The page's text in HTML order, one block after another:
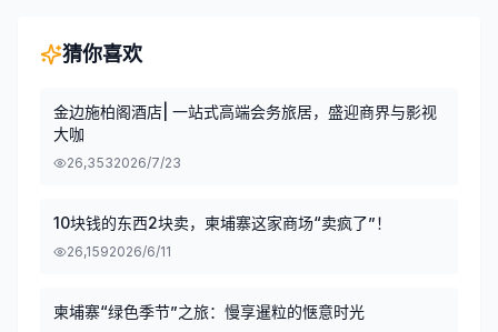
猜你喜欢
金边施柏阁酒店| 一站式高端会务旅居，盛迎商界与影视
大咖
26,3532026/7/23
10块钱的东西2块卖，柬埔寨这家商场“卖疯了”！
26,1592026/6/11
柬埔寨“绿色季节”之旅：慢享暹粒的惬意时光